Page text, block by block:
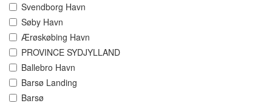
Svendborg Havn
Søby Havn
Ærøskøbing Havn
PROVINCE SYDJYLLAND
Ballebro Havn
Barsø Landing
Barsø